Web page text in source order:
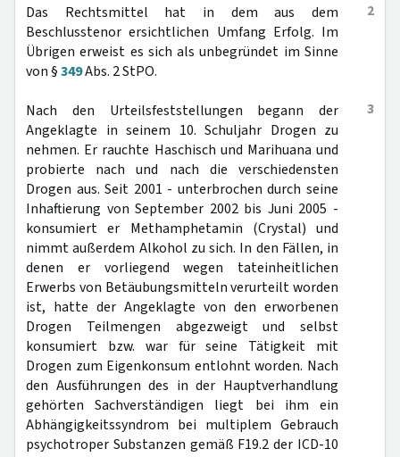
2
Das Rechtsmittel hat in dem aus dem
Beschlusstenor ersichtlichen Umfang Erfolg. Im
Übrigen erweist es sich als unbegründet im Sinne
von §349Abs. 2 StPO.
3
Nach den Urteilsfeststellungen begann der
Angeklagte in seinem 10. Schuljahr Drogen zu
nehmen. Er rauchte Haschisch und Marihuana und
probierte nach und nach die verschiedensten
Drogen aus. Seit 2001 - unterbrochen durch seine
Inhaftierung von September 2002 bis Juni 2005 -
konsumiert er Methamphetamin (Crystal) und
nimmt außerdem Alkohol zu sich. In den Fällen, in
denen er vorliegend wegen tateinheitlichen
Erwerbs von Betäubungsmitteln verurteilt worden
ist, hatte der Angeklagte von den erworbenen
Drogen Teilmengen abgezweigt und selbst
konsumiert bzw. war für seine Tätigkeit mit
Drogen zum Eigenkonsum entlohnt worden. Nach
den Ausführungen des in der Hauptverhandlung
gehörten Sachverständigen liegt bei ihm ein
Abhängigkeitssyndrom bei multiplem Gebrauch
psychotroper Substanzen gemäß F19.2 der ICD-10